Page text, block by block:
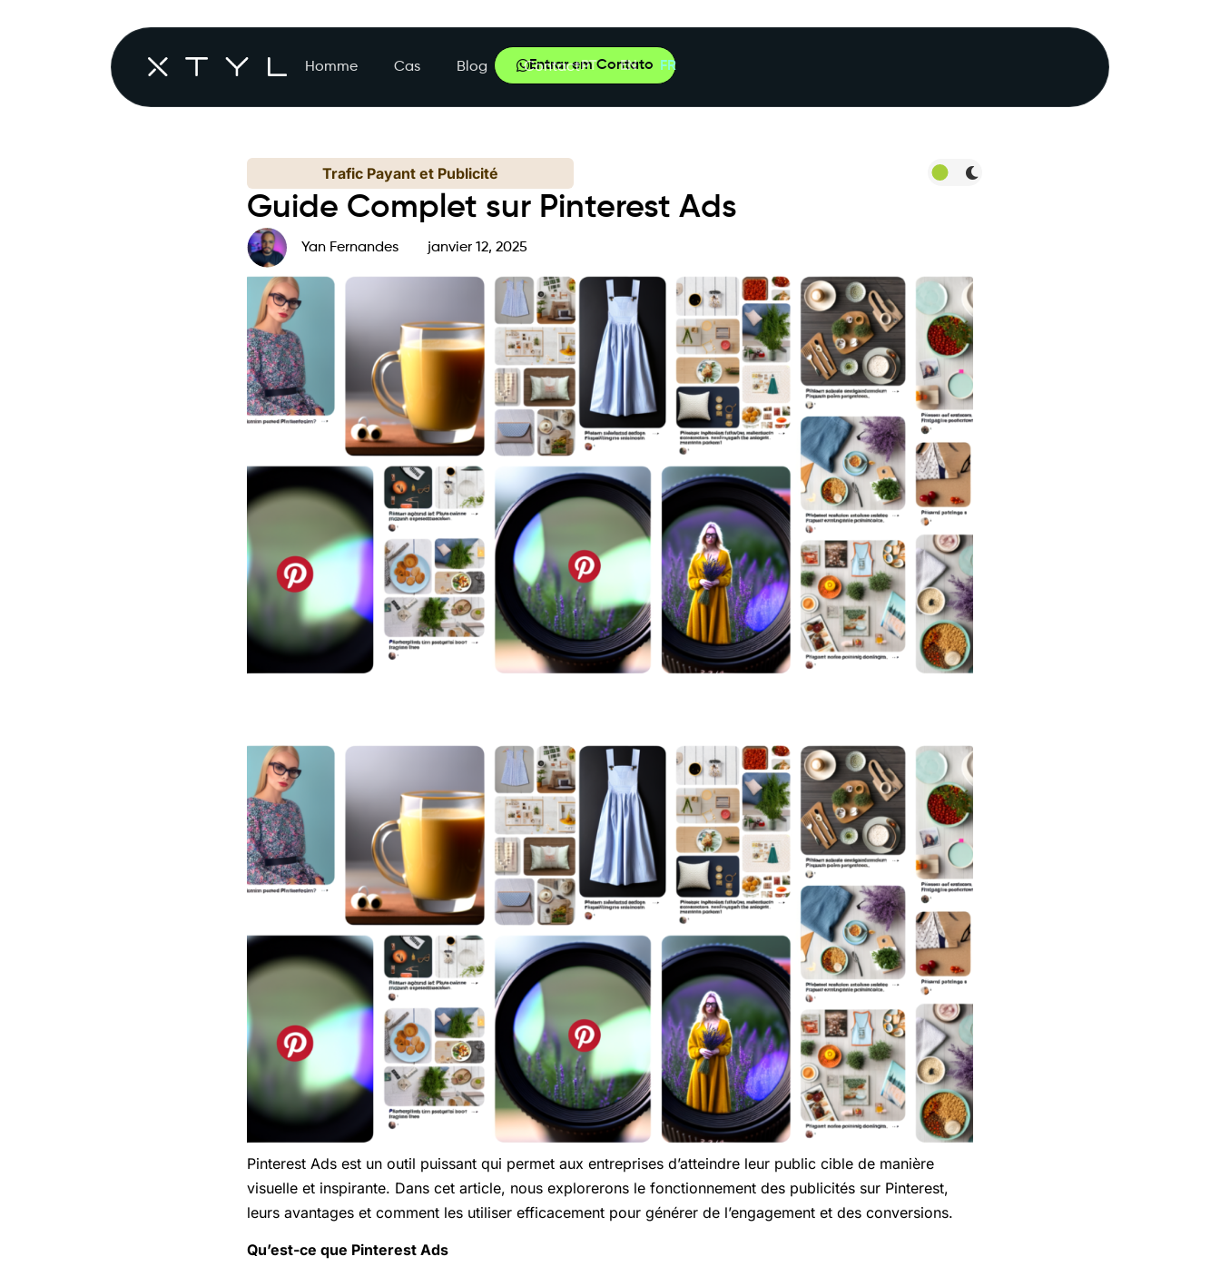
Homme Cas Blog Contact
Entrar em Contato
PT EN FR
Trafic Payant et Publicité
Guide Complet sur Pinterest Ads
Yan Fernandes janvier 12, 2025
Pinterest Ads est un outil puissant qui permet aux entreprises d’atteindre leur public cible de manière
visuelle et inspirante. Dans cet article, nous explorerons le fonctionnement des publicités sur Pinterest,
leurs avantages et comment les utiliser efficacement pour générer de l’engagement et des conversions.
Qu’est-ce que Pinterest Ads